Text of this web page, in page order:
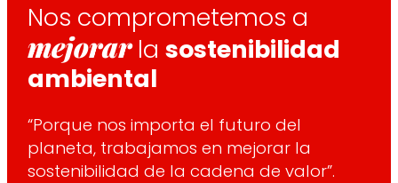
Nos comprometemos a
mejorarla sostenibilidad
ambiental
“Porque nos importa el futuro del
planeta, trabajamos en mejorar la
sostenibilidad de la cadena de valor”.